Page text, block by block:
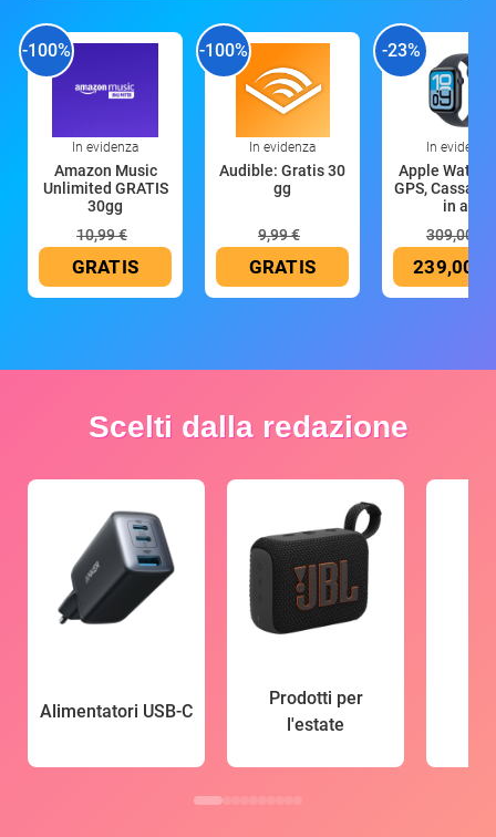
-100%
In evidenza
Amazon Music
Unlimited GRATIS
30gg
10,99 €
GRATIS
-100%
In evidenza
Audible: Gratis 30
gg
9,99 €
GRATIS
-23%
In evidenza
Apple Watch
GPS, Cassa
in all
309,00 €
239,00 €
Scelti dalla redazione
Alimentatori USB-C
Prodotti per
l'estate